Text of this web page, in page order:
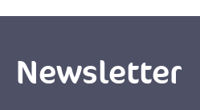
Newsletter